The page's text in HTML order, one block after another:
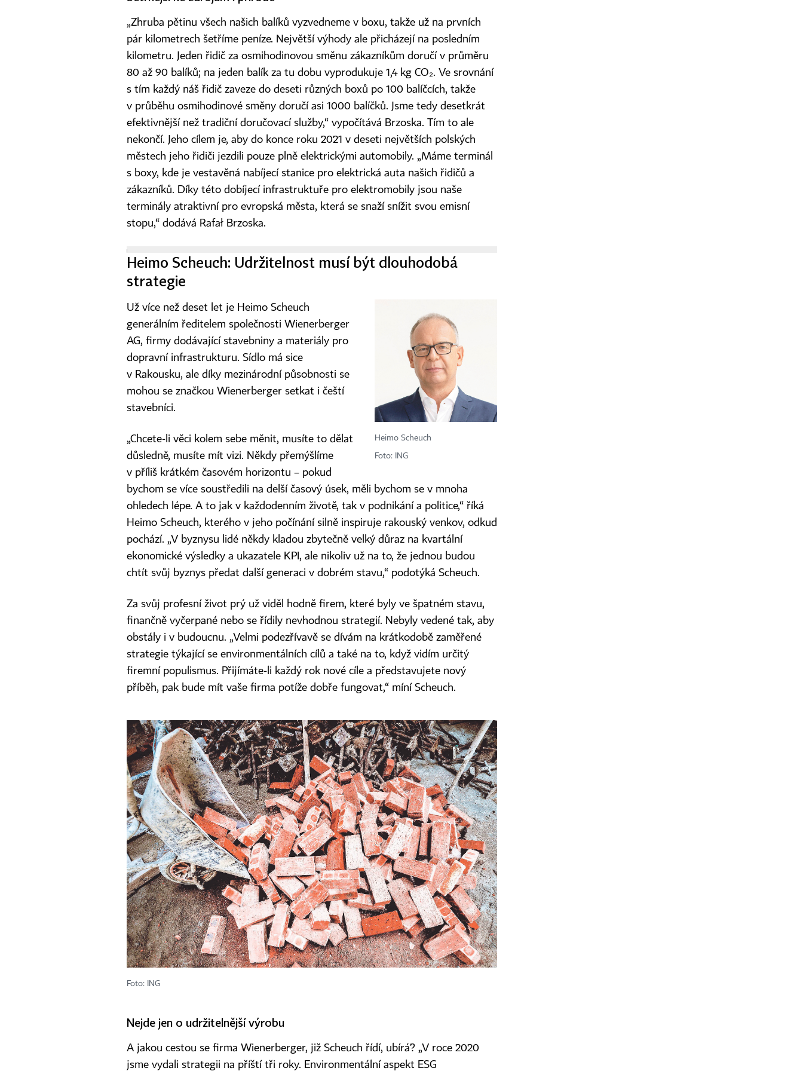
„Zhruba pětinu všech našich balíků vyzvedneme v boxu, takže už na prvních
pár kilometrech šetříme peníze. Největší výhody ale přicházejí na posledním
kilometru. Jeden řidič za osmihodinovou směnu zákazníkům doručí v průměru
80 až 90 balíků; na jeden balík za tu dobu vyprodukuje 1,4 kg CO₂. Ve srovnání
s tím každý náš řidič zaveze do deseti různých boxů po 100 balíčcích, takže
v průběhu osmihodinové směny doručí asi 1000 balíčků. Jsme tedy desetkrát
efektivnější než tradiční doručovací služby,“ vypočítává Brzoska. Tím to ale
nekončí. Jeho cílem je, aby do konce roku 2021 v deseti největších polských
městech jeho řidiči jezdili pouze plně elektrickými automobily. „Máme terminál
s boxy, kde je vestavěná nabíjecí stanice pro elektrická auta našich řidičů a
zákazníků. Díky této dobíjecí infrastruktuře pro elektromobily jsou naše
terminály atraktivní pro evropská města, která se snaží snížit svou emisní
stopu,“ dodává Rafał Brzoska.
Heimo Scheuch: Udržitelnost musí být dlouhodobá
strategie
Heimo Scheuch
Foto: ING
Už více než deset let je Heimo Scheuch
generálním ředitelem společnosti Wienerberger
AG, firmy dodávající stavebniny a materiály pro
dopravní infrastrukturu. Sídlo má sice
v Rakousku, ale díky mezinárodní působnosti se
mohou se značkou Wienerberger setkat i čeští
stavebníci.
„Chcete‑li věci kolem sebe měnit, musíte to dělat
důsledně, musíte mít vizi. Někdy přemýšlíme
v příliš krátkém časovém horizontu – pokud
bychom se více soustředili na delší časový úsek, měli bychom se v mnoha
ohledech lépe. A to jak v každodenním životě, tak v podnikání a politice,“ říká
Heimo Scheuch, kterého v jeho počínání silně inspiruje rakouský venkov, odkud
pochází. „V byznysu lidé někdy kladou zbytečně velký důraz na kvartální
ekonomické výsledky a ukazatele KPI, ale nikoliv už na to, že jednou budou
chtít svůj byznys předat další generaci v dobrém stavu,“ podotýká Scheuch.
Za svůj profesní život prý už viděl hodně firem, které byly ve špatném stavu,
finančně vyčerpané nebo se řídily nevhodnou strategií. Nebyly vedené tak, aby
obstály i v budoucnu. „Velmi podezřívavě se dívám na krátkodobě zaměřené
strategie týkající se environmentálních cílů a také na to, když vidím určitý
firemní populismus. Přijímáte‑li každý rok nové cíle a představujete nový
příběh, pak bude mít vaše firma potíže dobře fungovat,“ míní Scheuch.
Foto: ING
Nejde jen o udržitelnější výrobu
A jakou cestou se firma Wienerberger, již Scheuch řídí, ubírá? „V roce 2020
jsme vydali strategii na příští tři roky. Environmentální aspekt ESG